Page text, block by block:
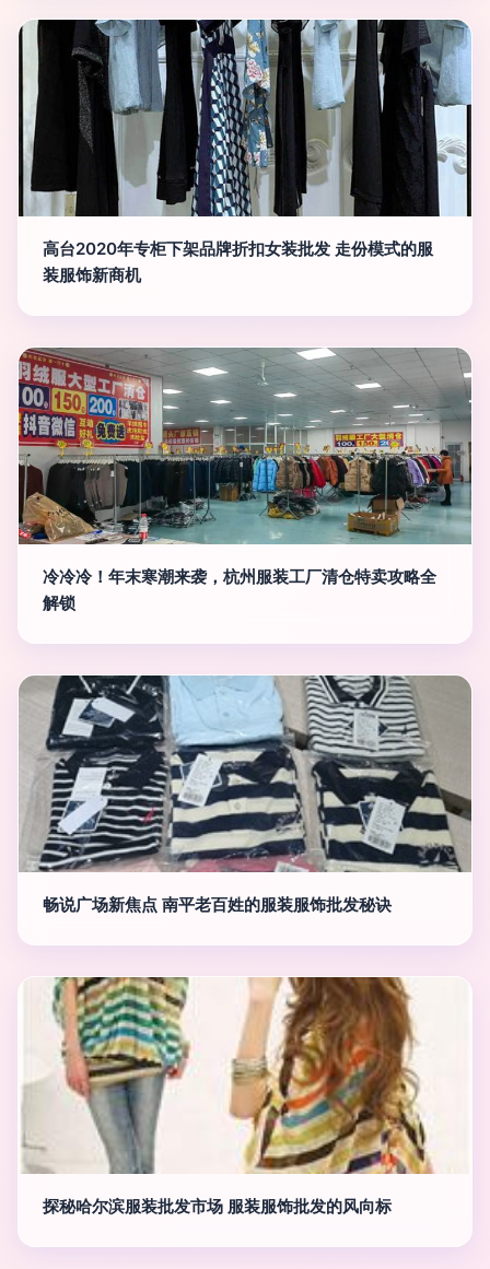
高台2020年专柜下架品牌折扣女装批发 走份模式的服
装服饰新商机
冷冷冷！年末寒潮来袭，杭州服装工厂清仓特卖攻略全
解锁
畅说广场新焦点 南平老百姓的服装服饰批发秘诀
探秘哈尔滨服装批发市场 服装服饰批发的风向标